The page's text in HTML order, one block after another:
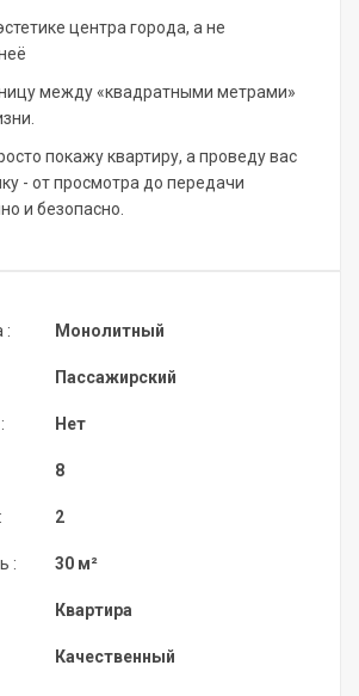
центра города, а не
между «квадратными метрами»
покажу квартиру, а проведу вас
- от просмотра до передачи
и безопасно.
:
:
Монолитный
Пассажирский
Нет
8
2
30 м²
Квартира
Качественный